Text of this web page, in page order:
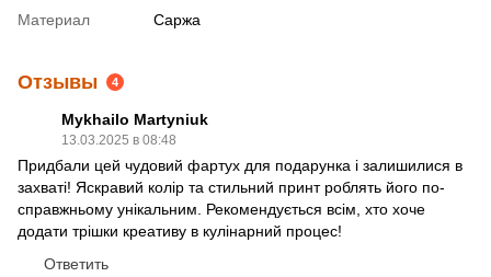
Материал Саржа
Отзывы 4
Mykhailo Martyniuk
13.03.2025 в 08:48
Придбали цей чудовий фартух для подарунка і залишилися в
захваті! Яскравий колір та стильний принт роблять його по-
справжньому унікальним. Рекомендується всім, хто хоче
додати трішки креативу в кулінарний процес!
Ответить